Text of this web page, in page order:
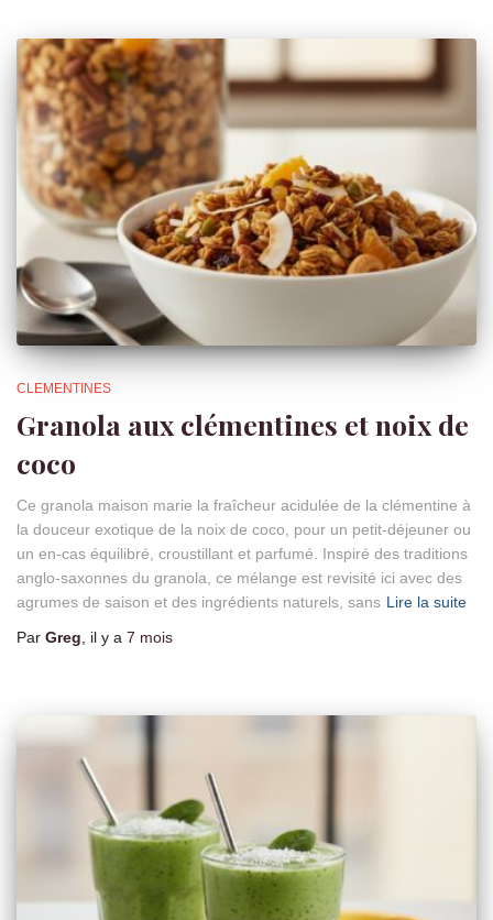
CLEMENTINES
Granola aux clémentines et noix de
coco
Ce granola maison marie la fraîcheur acidulée de la clémentine à
la douceur exotique de la noix de coco, pour un petit-déjeuner ou
un en-cas équilibré, croustillant et parfumé. Inspiré des traditions
anglo-saxonnes du granola, ce mélange est revisité ici avec des
agrumes de saison et des ingrédients naturels, sans Lire la suite
Par Greg , il y a 7 mois